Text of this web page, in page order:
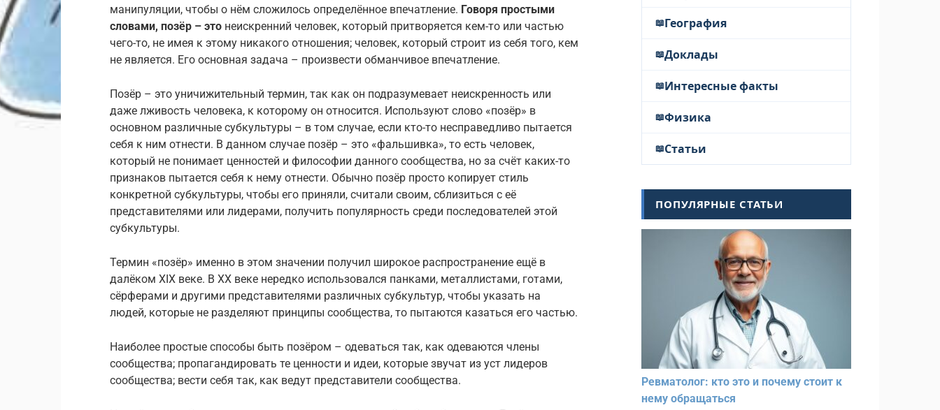
манипуляции, чтобы о нём сложилось определённое впечатление. Говоря простыми
словами, позёр – это неискренний человек, который притворяется кем-то или частью
чего-то, не имея к этому никакого отношения; человек, который строит из себя того, кем
не является. Его основная задача – произвести обманчивое впечатление.
Позёр – это уничижительный термин, так как он подразумевает неискренность или
даже лживость человека, к которому он относится. Используют слово «позёр» в
основном различные субкультуры – в том случае, если кто-то несправедливо пытается
себя к ним отнести. В данном случае позёр – это «фальшивка», то есть человек,
который не понимает ценностей и философии данного сообщества, но за счёт каких-то
признаков пытается себя к нему отнести. Обычно позёр просто копирует стиль
конкретной субкультуры, чтобы его приняли, считали своим, сблизиться с её
представителями или лидерами, получить популярность среди последователей этой
субкультуры.
Термин «позёр» именно в этом значении получил широкое распространение ещё в
далёком XIX веке. В XX веке нередко использовался панками, металлистами, готами,
сёрферами и другими представителями различных субкультур, чтобы указать на
людей, которые не разделяют принципы сообщества, то пытаются казаться его частью.
Наиболее простые способы быть позёром – одеваться так, как одеваются члены
сообщества; пропагандировать те ценности и идеи, которые звучат из уст лидеров
сообщества; вести себя так, как ведут представители сообщества.
География
Доклады
Интересные факты
Физика
Статьи
ПОПУЛЯРНЫЕ СТАТЬИ
Ревматолог: кто это и почему стоит к
нему обращаться